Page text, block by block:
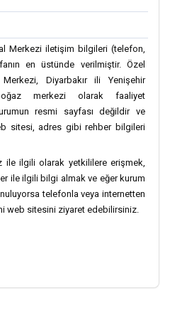
Merkezi iletişim bilgileri (telefon,
en üstünde verilmiştir. Özel
Diyarbakır ili Yenişehir
merkezi olarak faaliyet
resmi sayfası değildir ve
sitesi, adres gibi rehber bilgileri
ile ilgili olarak yetkililere erişmek,
ile ilgili bilgi almak ve eğer kurum
telefonla veya internetten
web sitesini ziyaret edebilirsiniz.